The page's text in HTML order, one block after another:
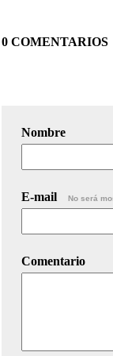
0 COMENTARIOS
Nombre
E-mail No será
Comentario